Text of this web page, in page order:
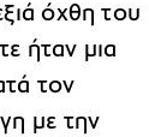
όχθη του
ήταν μια
τον
με την